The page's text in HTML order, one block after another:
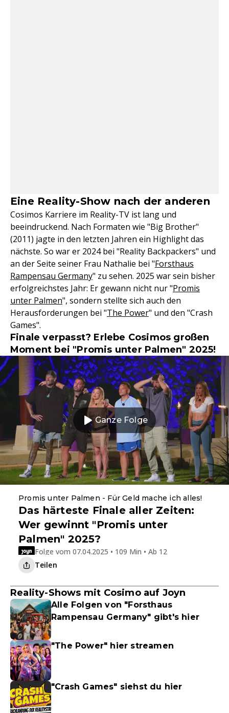
Eine Reality-Show nach der anderen
Cosimos Karriere im Reality-TV ist lang und
beeindruckend. Nach Formaten wie "Big Brother"
(2011) jagte in den letzten Jahren ein Highlight das
nächste. So war er 2024 bei "Reality Backpackers" und
an der Seite seiner Frau Nathalie bei "Forsthaus
Rampensau Germany" zu sehen. 2025 war sein bisher
erfolgreichstes Jahr: Er gewann nicht nur "Promis
unter Palmen", sondern stellte sich auch den
Herausforderungen bei "The Power" und den "Crash
Games".
Finale verpasst? Erlebe Cosimos großen
Moment bei "Promis unter Palmen" 2025!
Ganze Folge
Promis unter Palmen - Für Geld mache ich alles!
Das härteste Finale aller Zeiten:
Wer gewinnt "Promis unter
Palmen" 2025?
Folge vom 07.04.2025 • 109 Min • Ab 12
Teilen
Reality-Shows mit Cosimo auf Joyn
Alle Folgen von "Forsthaus
Rampensau Germany" gibt's hier
"The Power" hier streamen
"Crash Games" siehst du hier